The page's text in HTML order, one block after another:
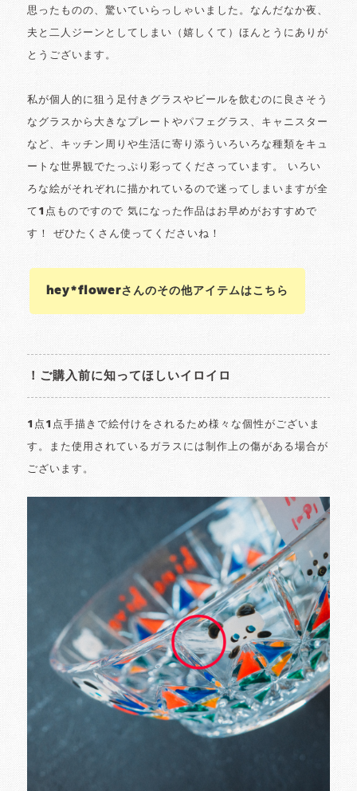
思ったものの、驚いていらっしゃいました。なんだなか夜、
夫と二人ジーンとしてしまい（嬉しくて）ほんとうにありが
とうございます。
私が個人的に狙う足付きグラスやビールを飲むのに良さそう
なグラスから大きなプレートやパフェグラス、キャニスター
など、キッチン周りや生活に寄り添ういろいろな種類をキュ
ートな世界観でたっぷり彩ってくださっています。 いろい
ろな絵がそれぞれに描かれているので迷ってしまいますが全
て1点ものですので 気になった作品はお早めがおすすめで
す！ ぜひたくさん使ってくださいね！
hey*flowerさんのその他アイテムはこちら
！ご購入前に知ってほしいイロイロ
1点1点手描きで絵付けをされるため様々な個性がございま
す。また使用されているガラスには制作上の傷がある場合が
ございます。